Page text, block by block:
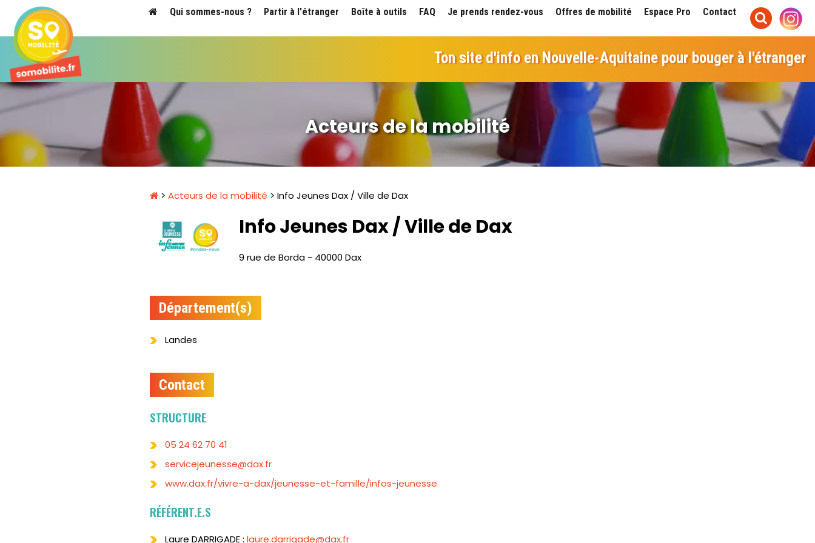
Qui sommes-nous ? Partir à l'étranger Boîte à outils FAQ Je prends rendez-vous Offres de mobilité Espace Pro Contact
Ton site d'info en Nouvelle-Aquitaine pour bouger à l'étranger
Acteurs de la mobilité
> Acteurs de la mobilité > Info Jeunes Dax / Ville de Dax
Info Jeunes Dax / Ville de Dax
9 rue de Borda - 40000 Dax
Département(s)
Landes
Contact
STRUCTURE
05 24 62 70 41
servicejeunesse@dax.fr
www.dax.fr/vivre-a-dax/jeunesse-et-famille/infos-jeunesse
RÉFÉRENT.E.S
Laure DARRIGADE : laure.darrigade@dax.fr